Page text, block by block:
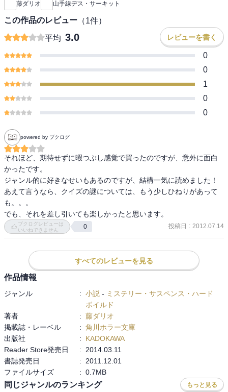
藤ダリオ 山手線デス・サーキット
この作品のレビュー （1件）
平均 3.0 レビューを書く
0
0
1
0
0
powered by ブクログ
それほど、期待せずに暇つぶし感覚で買ったのですが、意外に面白
かったです。
ジャンル的に好きなせいもあるのですが、結構一気に読めました！
あえて言うなら、クイズの謎については、もう少しひねりがあって
も。。。
でも、それを差し引いても楽しかったと思います。
ブクログレビューは
いいねできません
0 投稿日 : 2012.07.14
すべてのレビューを見る
作品情報
ジャンル : 小説 - ミステリー・サスペンス・ハード
ボイルド
著者
: 藤ダリオ
掲載誌・レーベル
: 角川ホラー文庫
出版社
:
KADOKAWA
Reader Store発売日
:
2014.03.11
書誌発売日
:
2011.12.01
ファイルサイズ
: 0.7MB
同じジャンルのランキング もっと見る